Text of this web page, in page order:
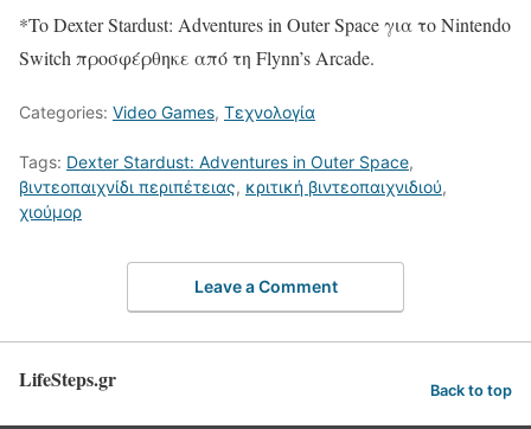
*To Dexter Stardust: Adventures in Outer Space για το Nintendo
Switch προσφέρθηκε από τη Flynn’s Arcade.​
Categories: Video Games, Τεχνολογία
Tags: Dexter Stardust: Adventures in Outer Space,
βιντεοπαιχνίδι περιπέτειας, κριτική βιντεοπαιχνιδιού,
χιούμορ
Leave a Comment
LifeSteps.gr Back to top